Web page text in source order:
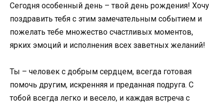
Сегодня особенный день – твой день рождения! Хочу
поздравить тебя с этим замечательным событием и
пожелать тебе множество счастливых моментов,
ярких эмоций и исполнения всех заветных желаний!
Ты – человек с добрым сердцем, всегда готовая
помочь другим, искренняя и преданная подруга. С
тобой всегда легко и весело, и каждая встреча с